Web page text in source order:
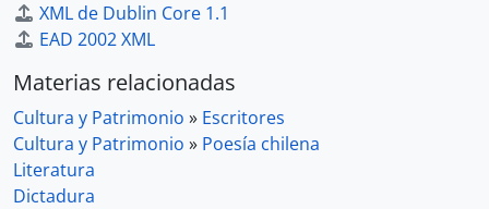
XML de Dublin Core 1.1
EAD 2002 XML
Materias relacionadas
Cultura y Patrimonio » Escritores
Cultura y Patrimonio » Poesía chilena
Literatura
Dictadura